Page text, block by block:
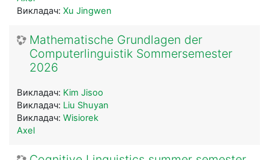
Викладач: Xu Jingwen
Mathematische Grundlagen der
Computerlinguistik Sommersemester
2026
Викладач: Kim Jisoo
Викладач: Liu Shuyan
Викладач: Wisiorek
Axel